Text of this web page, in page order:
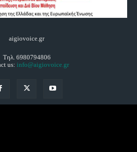
aigiovoice.gr
Τηλ. 6980794806
us: info@aigiovoice.gr